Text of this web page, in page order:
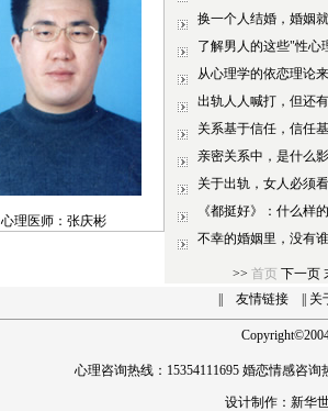
心理医师：张庆彬
换一个人结婚，婚姻
了解男人的这些"性心
从心理学的依恋理论
出轨人人喊打，但还
关系基于信任，信任
亲密关系中，是什么
关于出轨，女人必须
《都挺好》：什么样
不幸的婚姻里，没有
>> 首页 下一页
友情链接 || 关
Copyright©
心理咨询热线：15354111695 婚恋情感咨询
设计制作： 新华